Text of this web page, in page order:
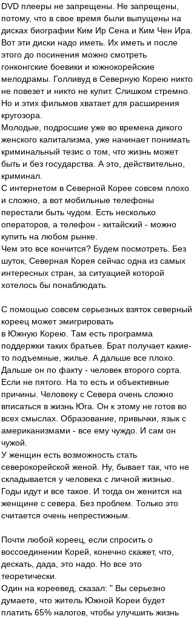
DVD плееры не запрещены. Не запрещены,
потому, что в свое время были выпущены на
дисках биографии Ким Ир Сена и Ким Чен Ира.
Вот эти диски надо иметь. Их иметь и после
этого до посинения можно смотреть
гонконгские боевики и южнокорейские
мелодрамы. Голливуд в Северную Корею никто
не повезет и никто не купит. Слишком стремно.
Но и этих фильмов хватает для расширения
кругозора.
Молодые, подросшие уже во времена дикого
женского капитализма, уже начинает понимать
криминальный тезис о том, что жизнь может
быть и без государства. А это, действительно,
криминал.
С интернетом в Северной Корее совсем плохо
и сложно, а вот мобильные телефоны
перестали быть чудом. Есть несколько
операторов, а телефон - китайский - можно
купить на любом рынке.
Чем это все кончится? Будем посмотреть. Без
шуток, Северная Корея сейчас одна из самых
интересных стран, за ситуацией которой
хотелось бы понаблюдать.
С помощью совсем серьезных взяток северный
кореец может эмигрировать
в Южную Корею. Там есть программа
поддержки таких братьев. Брат получает какие-
то подъемные, жилье. А дальше все плохо.
Дальше он по факту - человек второго сорта.
Если не пятого. На то есть и объективные
причины. Человеку с Севера очень сложно
вписаться в жизнь Юга. Он к этому не готов во
всех смыслах. Образование, привычки, язык с
американизмами - все ему чуждо. И сам он
чужой.
У женщин есть возможность стать
северокорейской женой. Ну, бывает так, что не
складывается у человека с личной жизнью.
Годы идут и все такое. И тогда он женится на
женщине с севера. Без проблем. Только это
считается очень непрестижным.
Почти любой кореец, если спросить о
воссоединении Корей, конечно скажет, что,
дескать, дада, это надо. Но все это
теоретически.
Один на кореевед, сказал: " Вы серьезно
думаете, что житель Южной Кореи будет
платить 65% налогов, чтобы улучшить жизнь